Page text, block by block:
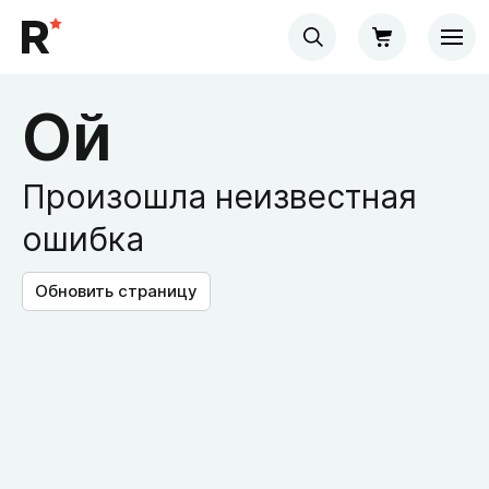
Ой
Произошла неизвестная
ошибка
Обновить страницу